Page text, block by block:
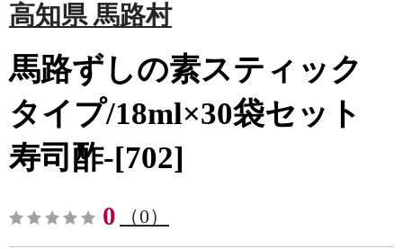
高知県 馬路村
馬路ずしの素スティック
タイプ/18ml×30袋セット
寿司酢-[702]
0 （0）